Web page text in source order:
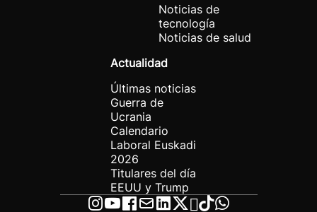
Noticias de
tecnología
Noticias de salud
Actualidad
Últimas noticias
Guerra de
Ucrania
Calendario
Laboral Euskadi
2026
Titulares del día
EEUU y Trump